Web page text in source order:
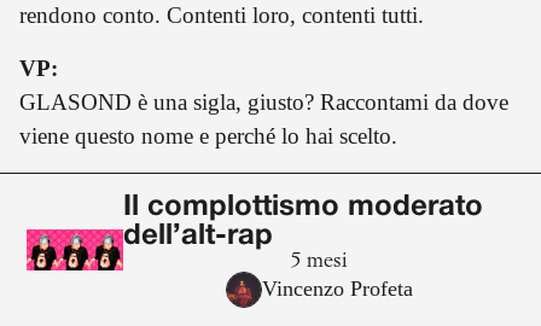
rendono conto. Contenti loro, contenti tutti.
VP:
GLASOND è una sigla, giusto? Raccontami da dove
viene questo nome e perché lo hai scelto.
Il complottismo moderato
dell’alt-rap
5 mesi
Vincenzo Profeta